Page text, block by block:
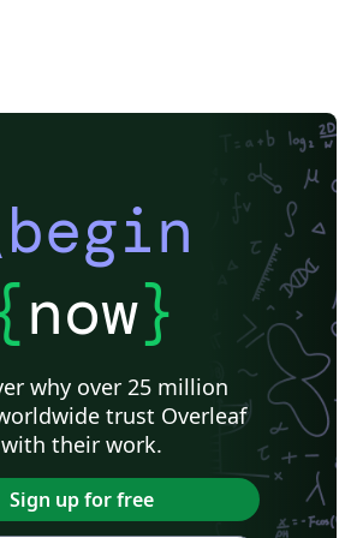
now}
why over 25 million
trust Overleaf
with their work.
Sign up for free